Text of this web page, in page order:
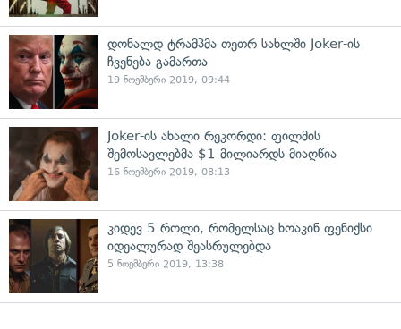
დონალდ ტრამპმა თეთრ სახლში Joker-ის
ჩვენება გამართა
19 ნოემბერი 2019, 09:44
Joker-ის ახალი რეკორდი: ფილმის
შემოსავლებმა $1 მილიარდს მიაღწია
16 ნოემბერი 2019, 08:13
კიდევ 5 როლი, რომელსაც ხოაკინ ფენიქსი
იდეალურად შეასრულებდა
5 ნოემბერი 2019, 13:38